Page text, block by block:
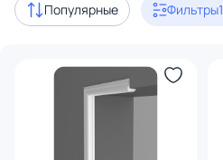
Популярные Фильтры1
Цена